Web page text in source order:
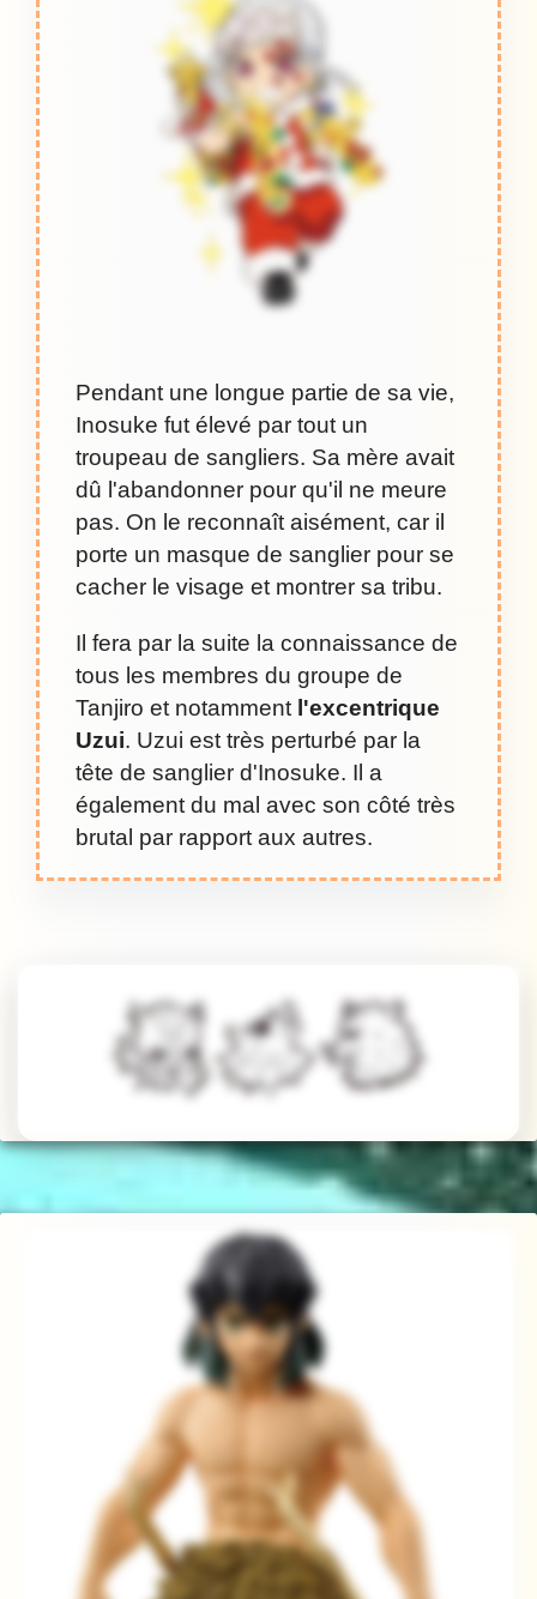
Pendant une longue partie de sa vie,
Inosuke fut élevé par tout un
troupeau de sangliers. Sa mère avait
dû l'abandonner pour qu'il ne meure
pas. On le reconnaît aisément, car il
porte un masque de sanglier pour se
cacher le visage et montrer sa tribu.
Il fera par la suite la connaissance de
tous les membres du groupe de
Tanjiro et notamment l'excentrique
Uzui. Uzui est très perturbé par la
tête de sanglier d'Inosuke. Il a
également du mal avec son côté très
brutal par rapport aux autres.